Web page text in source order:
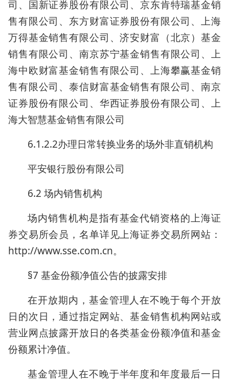
司、国新证券股份有限公司、京东肯特瑞基金销
售有限公司、东方财富证券股份有限公司、上海
万得基金销售有限公司、济安财富（北京）基金
销售有限公司、南京苏宁基金销售有限公司、上
海中欧财富基金销售有限公司、上海攀赢基金销
售有限公司、泰信财富基金销售有限公司、南京
证券股份有限公司、华西证券股份有限公司、上
海大智慧基金销售有限公司
6.1.2.2办理日常转换业务的场外非直销机构
平安银行股份有限公司
6.2 场内销售机构
场内销售机构是指有基金代销资格的上海证
券交易所会员，名单详见上海证券交易所网站：
http://www.sse.com.cn。
§7 基金份额净值公告的披露安排
在开放期内，基金管理人在不晚于每个开放
日的次日，通过指定网站、基金销售机构网站或
营业网点披露开放日的各类基金份额净值和基金
份额累计净值。
基金管理人在不晚于半年度和年度最后一日